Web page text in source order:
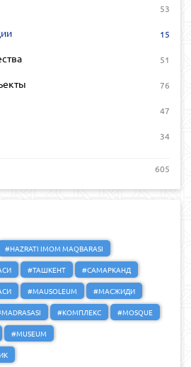
53
15
51
76
47
34
605
#HAZRATI IMOM MAQBARASI
#ТАШКЕНТ
#САМАРКАНД
#MAUSOLEUM
#МАСЖИДИ
#КОМПЛЕКС
#MOSQUE
#MUSEUM